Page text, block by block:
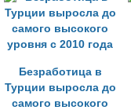
мощностей
Безработица в
Турции выросла до
самого высокого